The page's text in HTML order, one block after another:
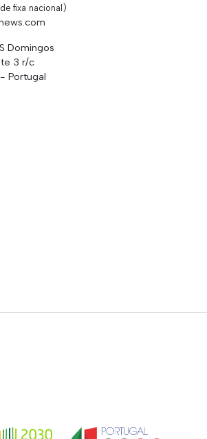
fixa nacional)
Domingos
3 r/c
Portugal